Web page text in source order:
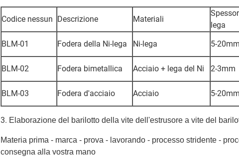
Codice nessun Descrizione Materiali
lega
BLM-01 Fodera della Ni-lega Ni-lega 5-20mm
BLM-02
Fodera bimetallica Acciaio + lega del Ni 2-3mm
BLM-03
Fodera d'acciaio Acciaio 5-20mm
3. Elaborazione del barilotto della vite dell'estrusore a vite del
Materia prima - marca - prova - lavorando - processo stridente -
consegna alla vostra mano